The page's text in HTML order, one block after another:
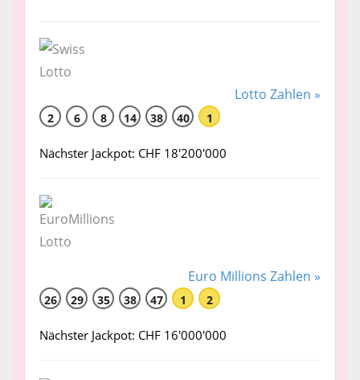
Lotto Zahlen »
2 6 8 14 38 40 1
Nächster Jackpot: CHF 18'200'000
Euro Millions Zahlen »
26 29 35 38 47 1 2
Nächster Jackpot: CHF 16'000'000